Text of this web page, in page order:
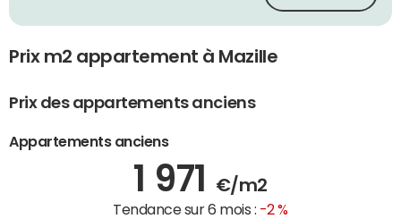
Prix m2 appartement à Mazille
Prix des appartements anciens
Appartements anciens
1 971 €/m2
Tendance sur 6 mois : -2 %